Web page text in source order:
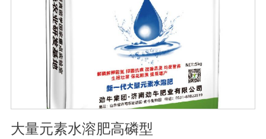
大量元素水溶肥高磷型